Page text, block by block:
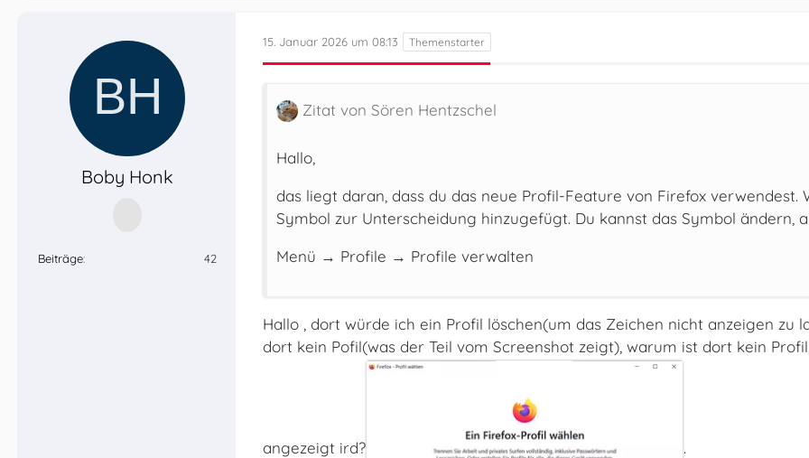
Boby Honk
Beiträge 42
15. Januar 2026 um 08:13
Zitat von Sören Hentzschel
Hallo,
das liegt daran, dass du das neue Profil-Feature von Firefox
Symbol zur Unterscheidung hinzugefügt. Du kannst das Symbol ändern,
Menü → Profile → Profile verwalten
Hallo , dort würde ich ein Profil löschen(um das Zeichen nicht anzeigen zu
dort kein Pofil(was der Teil vom Screenshot zeigt), warum ist dort kein
angezeigt ird? .